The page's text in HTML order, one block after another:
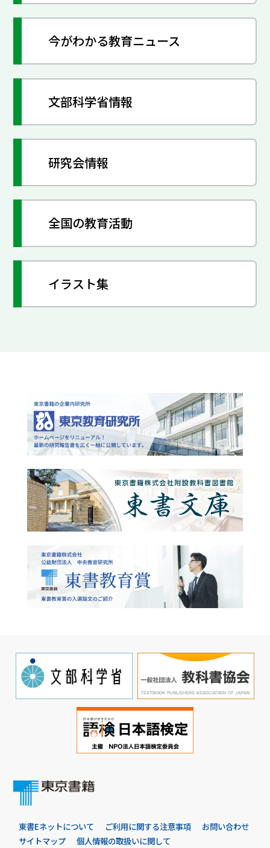
今がわかる教育ニュース
文部科学省情報
研究会情報
全国の教育活動
イラスト集
東書Eネットについて ご利用に関する注意事項
お問い合わせ
サイトマップ
個人情報の取扱いに関して